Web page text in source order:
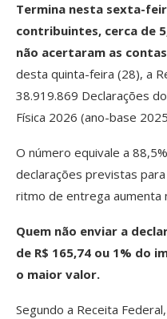
Termina nesta sexta-
contribuintes, cerca de
não acertaram as
desta quinta-feira (28), a
38.919.869 Declarações
Física 2026 (ano-base
O número equivale a
declarações previstas
ritmo de entrega aumenta
Quem não enviar a
de R$ 165,74 ou 1% do
o maior valor.
Segundo a Receita